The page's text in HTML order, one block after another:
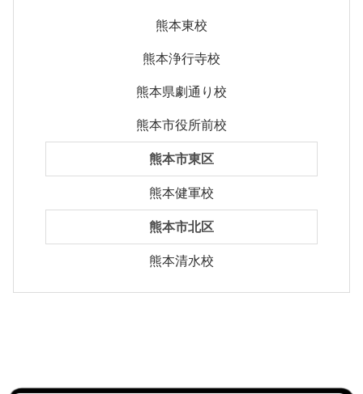
熊本東校
熊本浄行寺校
熊本県劇通り校
熊本市役所前校
熊本市東区
熊本健軍校
熊本市北区
熊本清水校